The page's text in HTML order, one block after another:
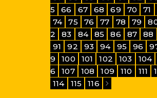
5
66 67 68 69 70 71
74
75 76 77 78 79
2
83 84 85 86 87 88
91
92 93 94 95 96
9
100 101 102 103 104
6
107 108 109 110 111
114
115 116